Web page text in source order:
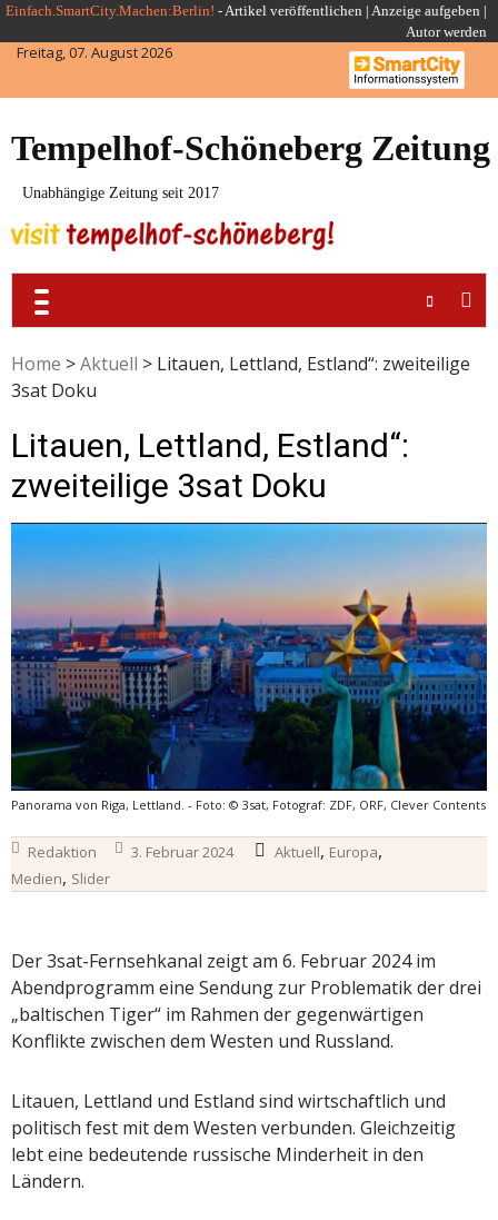
Skip
to
content
Einfach.SmartCity.Machen:Berlin! -Artikel veröffentlichen | Anzeige aufgeben |
Autor werden
Freitag, 07. August 2026
Tempelhof-Schöneberg Zeitung
Unabhängige Zeitung seit 2017
Home >Aktuell > Litauen, Lettland, Estland“: zweiteilige
3sat Doku
Litauen, Lettland, Estland“:
zweiteilige 3sat Doku
Panorama von Riga, Lettland. - Foto: © 3sat, Fotograf: ZDF, ORF, Clever Contents
Redaktion 3. Februar 2024 Aktuell, Europa,
Medien, Slider
Der 3sat-Fernsehkanal zeigt am 6. Februar 2024 im
Abendprogramm eine Sendung zur Problematik der drei
„baltischen Tiger“ im Rahmen der gegenwärtigen
Konflikte zwischen dem Westen und Russland.
Litauen, Lettland und Estland sind wirtschaftlich und
politisch fest mit dem Westen verbunden. Gleichzeitig
lebt eine bedeutende russische Minderheit in den
Ländern.